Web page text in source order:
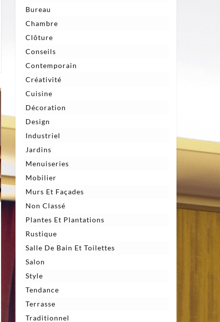
Bureau
Chambre
Clôture
Conseils
Contemporain
Créativité
Cuisine
Décoration
Design
Industriel
Jardins
Menuiseries
Mobilier
Murs Et Façades
Non Classé
Plantes Et Plantations
Rustique
Salle De Bain Et Toilettes
Salon
Style
Tendance
Terrasse
Traditionnel